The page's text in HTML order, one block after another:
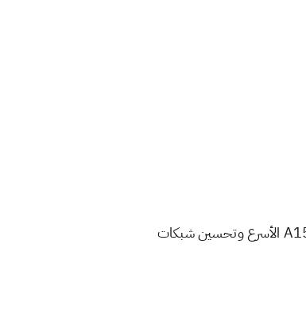
برو و برو ماكس سوف تأتي بشاشة مع معدل تحديث 120 هيرتز و معالج A15 الأسرع وتحسين شبكات